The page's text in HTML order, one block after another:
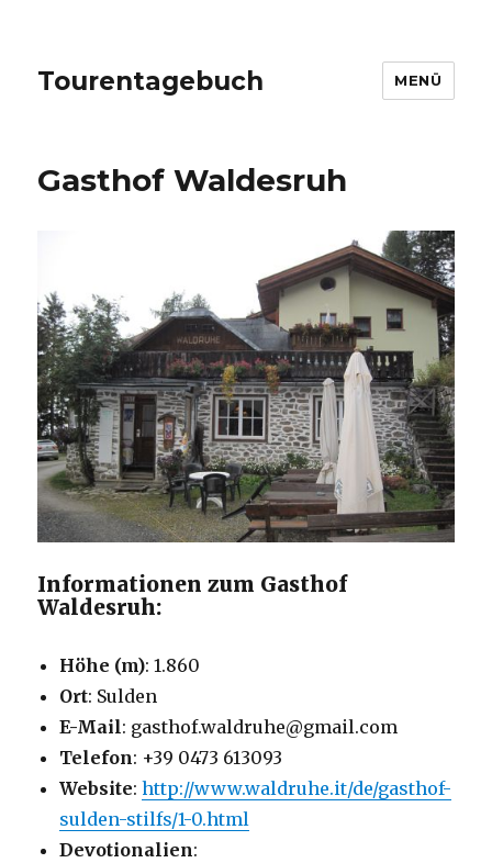
Tourentagebuch MENÜ
Gasthof Waldesruh
Informationen zum Gasthof
Waldesruh:
Höhe (m): 1.860
Ort: Sulden
E-Mail: gasthof.waldruhe@gmail.com
Telefon: +39 0473 613093
Website:http://www.waldruhe.it/de/gasthof-
sulden-stilfs/1-0.html
Devotionalien: